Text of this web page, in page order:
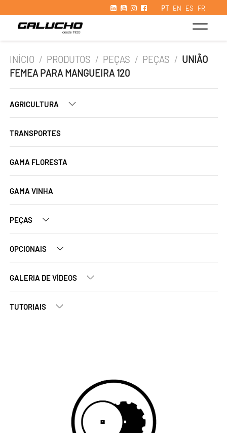
PT EN ES FR
INÍCIO / PRODUTOS / PEÇAS / PEÇAS / UNIÃO
FEMEA PARA MANGUEIRA 120
AGRICULTURA
TRANSPORTES
GAMA FLORESTA
GAMA VINHA
PEÇAS
OPCIONAIS
GALERIA DE VÍDEOS
TUTORIAIS